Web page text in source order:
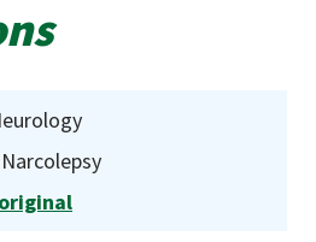
Narcolepsy